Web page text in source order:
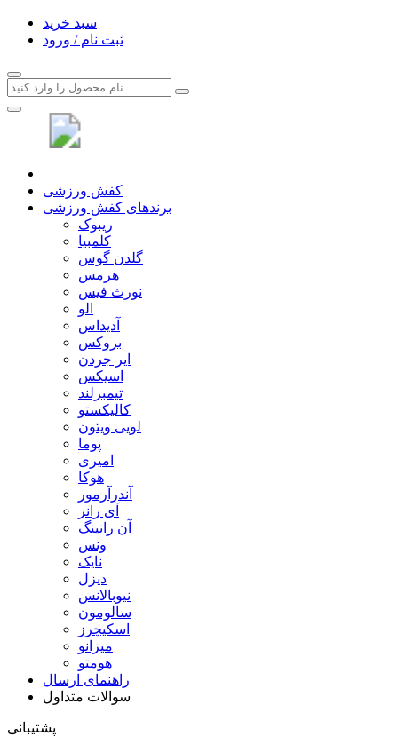
سبد خرید
ثبت نام / ورود
کفش ورزشی
برندهای کفش ورزشی
ریبوک
کلمبیا
گلدن گوس
هرمس
نورث فیس
الو
آدیداس
بروکس
ایر جردن
اسیکس
تیمبرلند
کالیکستو
لویی ویتون
پوما
امیری
هوکا
آندرآرمور
آی رانر
آن رانینگ
ونس
نایک
دیزل
نیوبالانس
سالومون
اسکیچرز
میزانو
هومتو
راهنمای ارسال
سوالات متداول
پشتیبانی